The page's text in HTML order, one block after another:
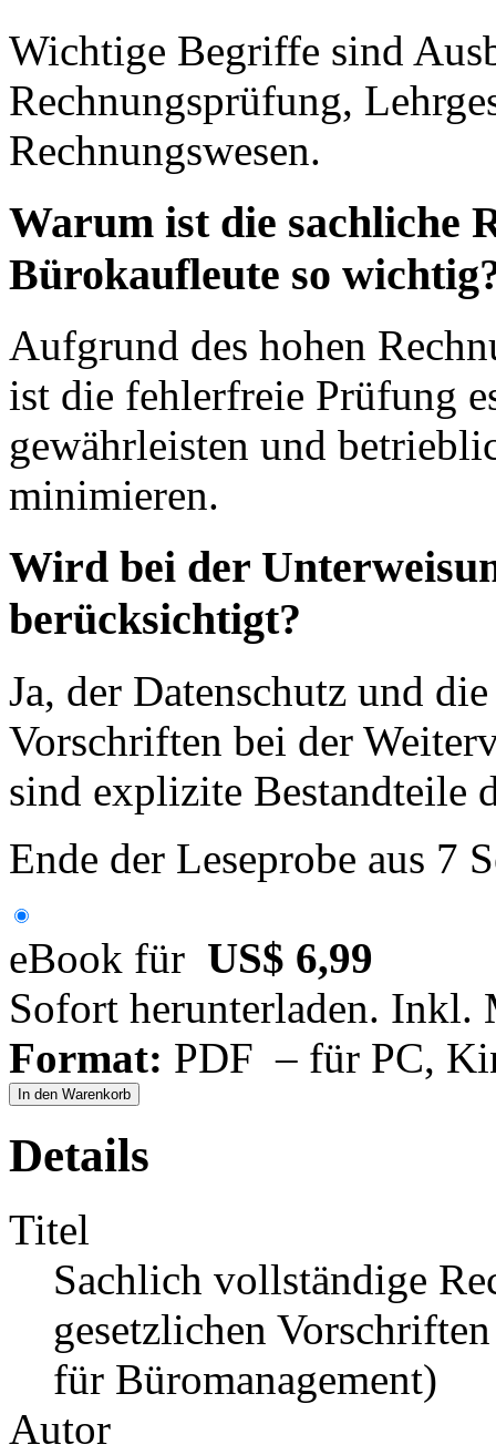
Wichtige Begriffe sind
Rechnungsprüfung,
Rechnungswesen.
Warum ist die sachliche
Bürokaufleute so
Aufgrund des hohen
ist die fehlerfreie Prüfung
gewährleisten und
minimieren.
Wird bei der
berücksichtigt?
Ja, der Datenschutz und
Vorschriften bei der
sind explizite Bestandteile
Ende der Leseprobe aus 7
eBook für US$ 6,99
Sofort herunterladen. Inkl.
Format: PDF – für PC,
In den Warenkorb
Details
Titel
Sachlich vollständige
gesetzlichen
für Büromanagement)
Autor